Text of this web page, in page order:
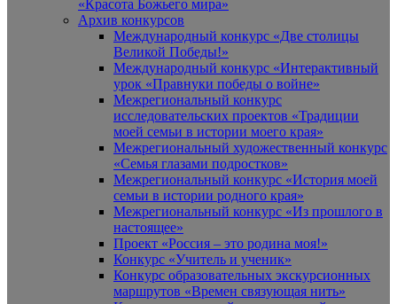
«Красота Божьего мира»
Архив конкурсов
Международный конкурс «Две столицы
Великой Победы!»
Международный конкурс «Интерактивный
урок «Правнуки победы о войне»
Межрегиональный конкурс
исследовательских проектов «Традиции
моей семьи в истории моего края»
Межрегиональный художественный конкурс
«Семья глазами подростков»
Межрегиональный конкурс «История моей
семьи в истории родного края»
Межрегиональный конкурс «Из прошлого в
настоящее»
Проект «Россия – это родина моя!»
Конкурс «Учитель и ученик»
Конкурс образовательных экскурсионных
маршрутов «Времен связующая нить»